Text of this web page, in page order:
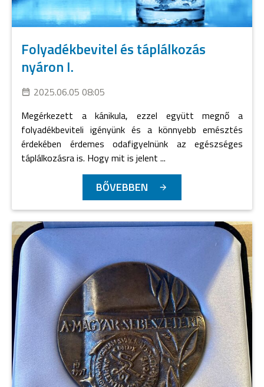
Folyadékbevitel és táplálkozás
nyáron I.
2025.06.05 08:05
Megérkezett a kánikula, ezzel együtt megnő a
folyadékbeviteli igényünk és a könnyebb emésztés
érdekében érdemes odafigyelnünk az egészséges
táplálkozásra is. Hogy mit is jelent ...
BŐVEBBEN